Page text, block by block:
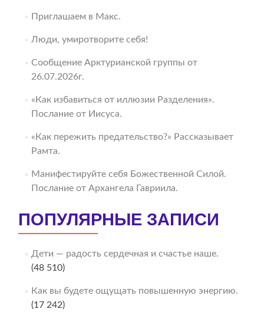
Приглашаем в Макс.
Люди, умиротворите себя!
Сообщение Арктурианской группы от
26.07.2026г.
«Как избавиться от иллюзии Разделения».
Послание от Иисуса.
«Как пережить предательство?» Рассказывает
Рамта.
Манифестируйте себя Божественной Силой.
Послание от Архангела Гавриила.
ПОПУЛЯРНЫЕ ЗАПИСИ
Дети — радость сердечная и счастье наше.
(48 510)
Как вы будете ощущать повышенную энергию.
(17 242)